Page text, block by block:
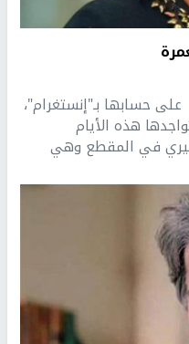
على حسابها بـ"إنستغرام"،
هذه الأيام
في المقطع وهي